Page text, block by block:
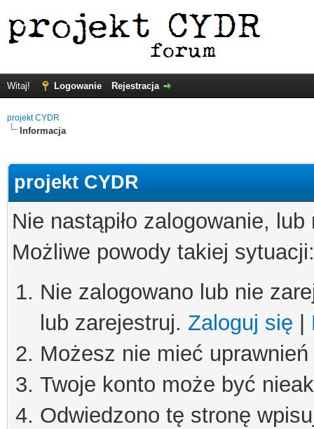
Witaj! Logowanie Rejestracja
projekt CYDR
Informacja
projekt CYDR
Nie nastąpiło zalogowanie,
Możliwe powody takiej sytuacji:
Nie zalogowano lub nie
lub zarejestruj. Zaloguj się
Możesz nie mieć
Twoje konto może być
Odwiedzono tę stronę